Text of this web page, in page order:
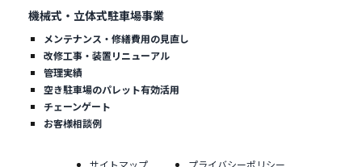
機械式・立体式駐車場事業
メンテナンス・修繕費用の見直し
改修工事・装置リニューアル
管理実績
空き駐車場のパレット有効活用
チェーンゲート
お客様相談例
サイトマップ プライバシーポリシー